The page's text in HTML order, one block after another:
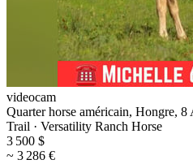
videocam
Quarter horse américain, Hongre,
Trail · Versatility Ranch Horse
3 500 $
~ 3 286 €